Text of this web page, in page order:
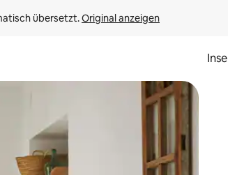
übersetzt. Original anzeigen